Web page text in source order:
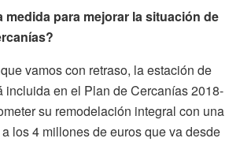
medida para mejorar la situación de
vamos con retraso, la estación de
incluida en el Plan de Cercanías 2018-
su remodelación integral con una
los 4 millones de euros que va desde